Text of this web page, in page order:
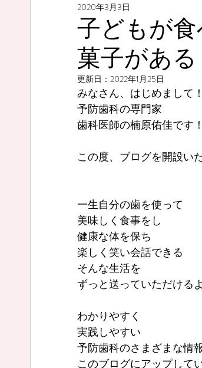
子どもが
菓子がある
2020年3月3日
更新日： 2022年1月25日
みなさん、はじめまして！
予防歯科の専門家
歯科医師の楠原佑佳です
この度、ブログを開設い
一生自分の歯を使って
美味しく食事をし
健康な体を保ち
楽しく笑い会話できる
そんな生活を
ずっと送っていただける
わかりやすく
実践しやすい
予防歯科のさまざまな情
このブログにアップして